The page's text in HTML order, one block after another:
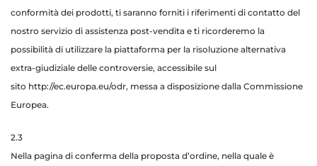
conformità dei prodotti, ti saranno forniti i riferimenti di contatto del
nostro servizio di assistenza post-vendita e ti ricorderemo la
possibilità di utilizzare la piattaforma per la risoluzione alternativa
extra-giudiziale delle controversie, accessibile sul
sito http://ec.europa.eu/odr, messa a disposizione dalla Commissione
Europea.
2.3
Nella pagina di conferma della proposta d’ordine, nella quale è